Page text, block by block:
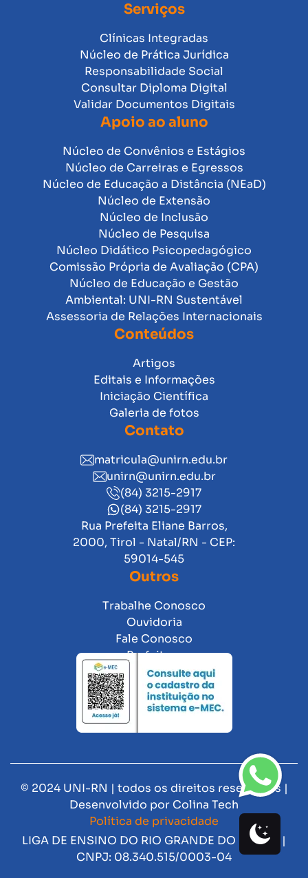
Serviços
Clínicas Integradas
Núcleo de Prática Jurídica
Responsabilidade Social
Consultar Diploma Digital
Validar Documentos Digitais
Apoio ao aluno
Núcleo de Convênios e Estágios
Núcleo de Carreiras e Egressos
Núcleo de Educação a Distância (NEaD)
Núcleo de Extensão
Núcleo de Inclusão
Núcleo de Pesquisa
Núcleo Didático Psicopedagógico
Comissão Própria de Avaliação (CPA)
Núcleo de Educação e Gestão
Ambiental: UNI-RN Sustentável
Assessoria de Relações Internacionais
Conteúdos
Artigos
Editais e Informações
Iniciação Científica
Galeria de fotos
Contato
matricula@unirn.edu.br
unirn@unirn.edu.br
(84) 3215-2917
(84) 3215-2917
Rua Prefeita Eliane Barros,
2000, Tirol - Natal/RN - CEP:
59014-545
Outros
Trabalhe Conosco
Ouvidoria
Fale Conosco
Prefeitura
© 2024 UNI-RN | todos os direitos reservados |
Desenvolvido por Colina Tech
Política de privacidade
LIGA DE ENSINO DO RIO GRANDE DO NORTE |
CNPJ: 08.340.515/0003-04